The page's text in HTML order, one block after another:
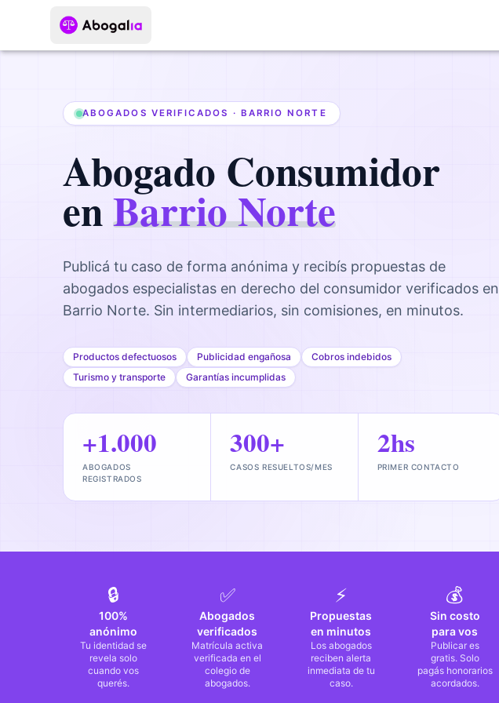
ABOGADOS VERIFICADOS · BARRIO NORTE
Abogado Consumidor
enBarrio Norte
Publicá tu caso de forma anónima y recibís propuestas de
abogados especialistas en derecho del consumidor verificados en
Barrio Norte. Sin intermediarios, sin comisiones, en minutos.
Productos defectuosos Publicidad engañosa
Cobros indebidos
Turismo y transporte
Garantías incumplidas
+1.000
ABOGADOS
REGISTRADOS
300+
CASOS RESUELTOS/MES
2hs
PRIMER CONTACTO
🔒
100%
anónimo
Tu identidad se
revela solo
cuando vos
querés.
✅
Abogados
verificados
Matrícula activa
verificada en el
colegio de
abogados.
⚡
Propuestas
en minutos
Los abogados
reciben alerta
inmediata de tu
caso.
💰
Sin costo
para vos
Publicar es
gratis. Solo
pagás honorarios
acordados.